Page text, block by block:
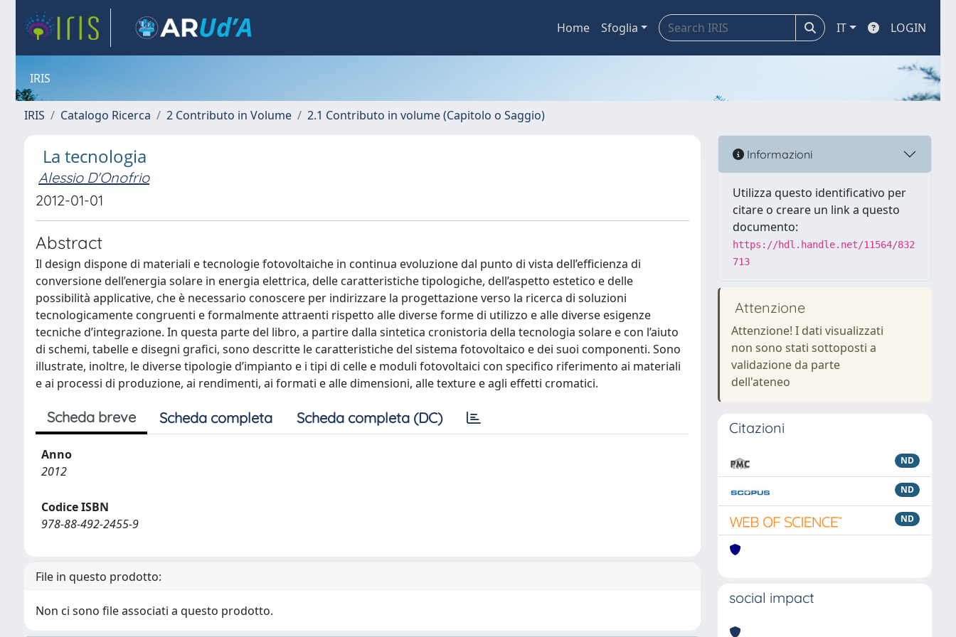
Home Sfoglia IT LOGIN
IRIS
IRIS Catalogo Ricerca 2 Contributo in Volume 2.1 Contributo in volume (Capitolo o Saggio)
La tecnologia
Alessio D'Onofrio
2012-01-01
Abstract
Il design dispone di materiali e tecnologie fotovoltaiche in continua evoluzione dal punto di vista dell’efficienza di
conversione dell’energia solare in energia elettrica, delle caratteristiche tipologiche, dell’aspetto estetico e delle
possibilità applicative, che è necessario conoscere per indirizzare la progettazione verso la ricerca di soluzioni
tecnologicamente congruenti e formalmente attraenti rispetto alle diverse forme di utilizzo e alle diverse esigenze
tecniche d’integrazione. In questa parte del libro, a partire dalla sintetica cronistoria della tecnologia solare e con l’aiuto
di schemi, tabelle e disegni grafici, sono descritte le caratteristiche del sistema fotovoltaico e dei suoi componenti. Sono
illustrate, inoltre, le diverse tipologie d’impianto e i tipi di celle e moduli fotovoltaici con specifico riferimento ai materiali
e ai processi di produzione, ai rendimenti, ai formati e alle dimensioni, alle texture e agli effetti cromatici.
Scheda breve Scheda completa Scheda completa (DC)
Anno
2012
Codice ISBN
978-88-492-2455-9
File in questo prodotto:
Non ci sono file associati a questo prodotto.
Informazioni
Utilizza questo identificativo per
citare o creare un link a questo
documento:
https://hdl.handle.net/11564/832
713
Attenzione
Attenzione! I dati visualizzati
non sono stati sottoposti a
validazione da parte
dell'ateneo
Citazioni
ND
ND
ND
social impact